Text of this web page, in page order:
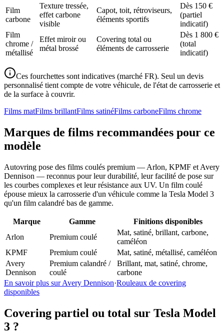
Film
carbone
Texture tressée,
effet carbone
visible
Capot, toit, rétroviseurs,
éléments sportifs
Dès 150 €
(partiel
indicatif)
Film
chrome /
métallisé
Effet miroir ou
métal brossé
Covering total ou
éléments de carrosserie
Dès 1 800 €
(total
indicatif)
Ces fourchettes sont indicatives (marché FR). Seul un devis
personnalisé tient compte de votre véhicule, de l'état de carrosserie et
de la surface à couvrir.
Films matFilms brillantFilms satinéFilms carboneFilms chrome
Marques de films recommandées pour ce
modèle
Autovring pose des films coulés premium — Arlon, KPMF et Avery
Dennison — reconnus pour leur durabilité, leur facilité de pose sur
les courbes complexes et leur résistance aux UV. Un film coulé
épouse mieux la carrosserie d'un véhicule comme la Tesla Model 3
qu'un film calandré bas de gamme.
Marque Gamme
Finitions disponibles
Arlon
Premium coulé
Mat, satiné, brillant, carbone,
caméléon
KPMF
Premium coulé
Mat, satiné, métallisé, caméléon
Avery
Dennison
Premium calandré /
coulé
Brillant, mat, satiné, chrome,
carbone
En savoir plus sur Avery Dennison·Rouleaux de covering
disponibles
Covering partiel ou total sur Tesla Model
3 ?